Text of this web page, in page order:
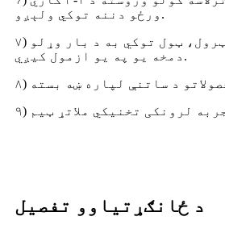
ورځو دننه توکي ولېږو.
۷) د لوړ کیفیت کنټرول، ټول توکي به د بار وړلو
دمخه یو په یو ازمول کیږي.
د ځانګړتیاوو تفصیل